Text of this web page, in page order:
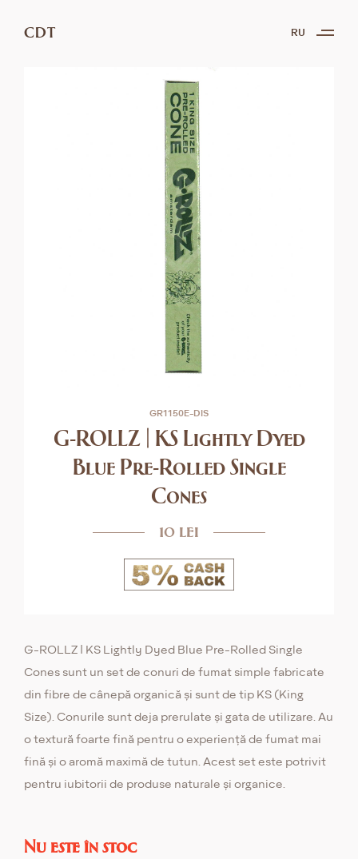
CDT RU
GR1150E-DIS
G-ROLLZ | KS Lightly Dyed
Blue Pre-Rolled Single
Cones
10 lei
G-ROLLZ | KS Lightly Dyed Blue Pre-Rolled Single
Cones sunt un set de conuri de fumat simple fabricate
din fibre de cânepă organică și sunt de tip KS (King
Size). Conurile sunt deja prerulate și gata de utilizare. Au
o textură foarte fină pentru o experiență de fumat mai
fină și o aromă maximă de tutun. Acest set este potrivit
pentru iubitorii de produse naturale și organice.
Nu este în stoc